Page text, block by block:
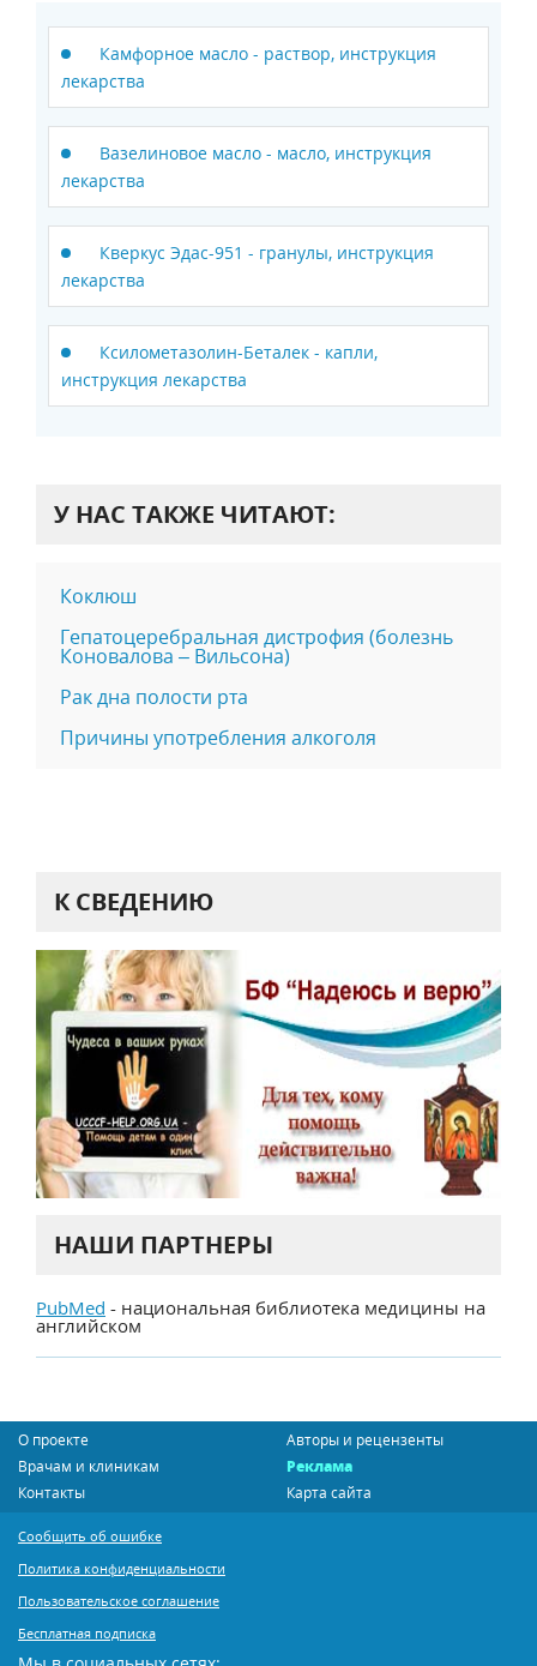
Камфорное масло - раствор, инструкция
лекарства
Вазелиновое масло - масло, инструкция
лекарства
Кверкус Эдас-951 - гранулы, инструкция
лекарства
Ксилометазолин-Беталек - капли,
инструкция лекарства
У НАС ТАКЖЕ ЧИТАЮТ:
Коклюш
Гепатоцеребральная дистрофия (болезнь
Коновалова – Вильсона)
Рак дна полости рта
Причины употребления алкоголя
К СВЕДЕНИЮ
НАШИ ПАРТНЕРЫ
PubMed - национальная библиотека медицины на
английском
О проекте
Авторы и рецензенты
Врачам и клиникам
Реклама
Контакты
Карта сайта
Сообщить об ошибке
Политика конфиденциальности
Пользовательское соглашение
Бесплатная подписка